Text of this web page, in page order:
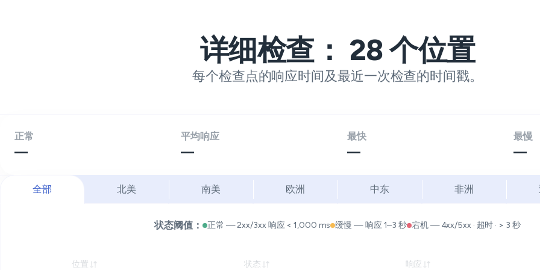
详细检查： 28个位置
每个检查点的响应时间及最近一次检查的时间戳。
正常
—
平均响应
—
最快
—
最慢
—
全部 北美 南美 欧洲 中东 非洲
状态阈值： 正常 — 2xx/3xx 响应 < 1,000 ms 缓慢 — 响应 1–3 秒 宕机 — 4xx/5xx · 超时 · > 3 秒
位置 状态 响应